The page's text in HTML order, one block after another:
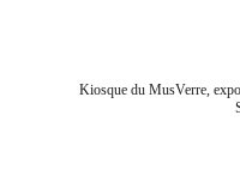
Kiosque du MusVerre,